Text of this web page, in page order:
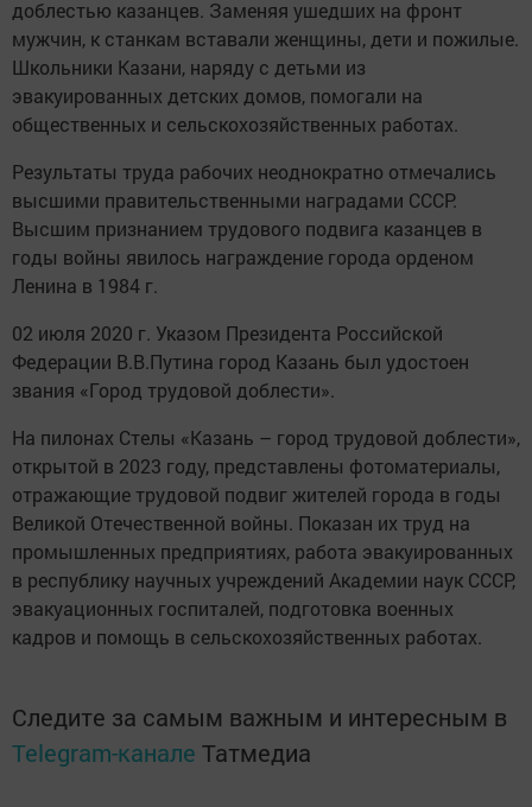
доблестью казанцев. Заменяя ушедших на фронт
мужчин, к станкам вставали женщины, дети и пожилые.
Школьники Казани, наряду с детьми из
эвакуированных детских домов, помогали на
общественных и сельскохозяйственных работах.
Результаты труда рабочих неоднократно отмечались
высшими правительственными наградами СССР.
Высшим признанием трудового подвига казанцев в
годы войны явилось награждение города орденом
Ленина в 1984 г.
02 июля 2020 г. Указом Президента Российской
Федерации В.В.Путина город Казань был удостоен
звания «Город трудовой доблести».
На пилонах Стелы «Казань – город трудовой доблести»,
открытой в 2023 году, представлены фотоматериалы,
отражающие трудовой подвиг жителей города в годы
Великой Отечественной войны. Показан их труд на
промышленных предприятиях, работа эвакуированных
в республику научных учреждений Академии наук СССР,
эвакуационных госпиталей, подготовка военных
кадров и помощь в сельскохозяйственных работах.
Следите за самым важным и интересным в
Telegram-канале Татмедиа